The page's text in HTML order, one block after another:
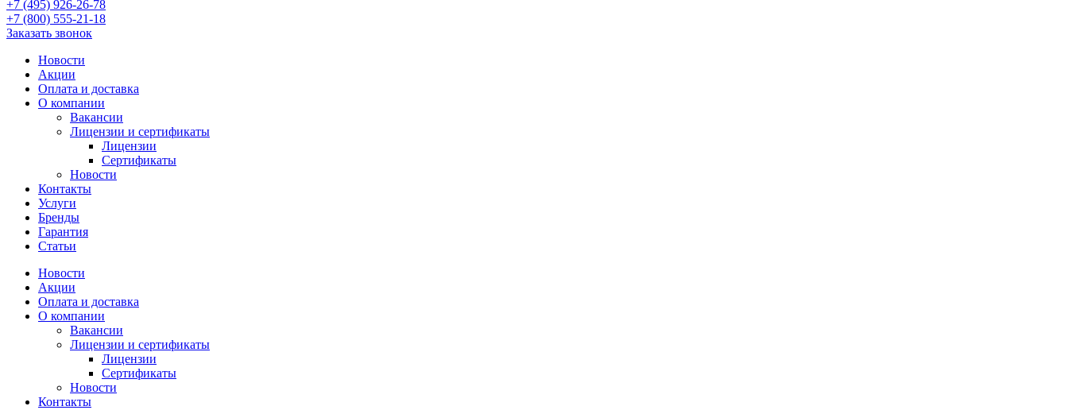
+7 (495) 926-26-78
+7 (800) 555-21-18
Заказать звонок
Новости
Акции
Оплата и доставка
О компании
Вакансии
Лицензии и сертификаты
Лицензии
Сертификаты
Новости
Контакты
Услуги
Бренды
Гарантия
Статьи
Новости
Акции
Оплата и доставка
О компании
Вакансии
Лицензии и сертификаты
Лицензии
Сертификаты
Новости
Контакты